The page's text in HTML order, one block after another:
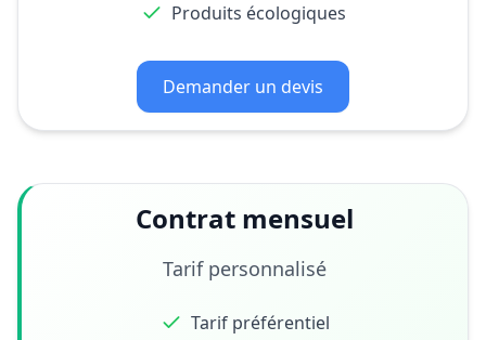
Produits écologiques
Demander un devis
Contrat mensuel
Tarif personnalisé
Tarif préférentiel